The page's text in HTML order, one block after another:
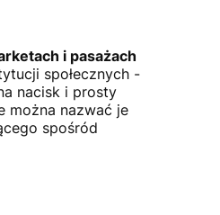
i pasażach
społecznych -
nacisk i prosty
można nazwać je
spośród